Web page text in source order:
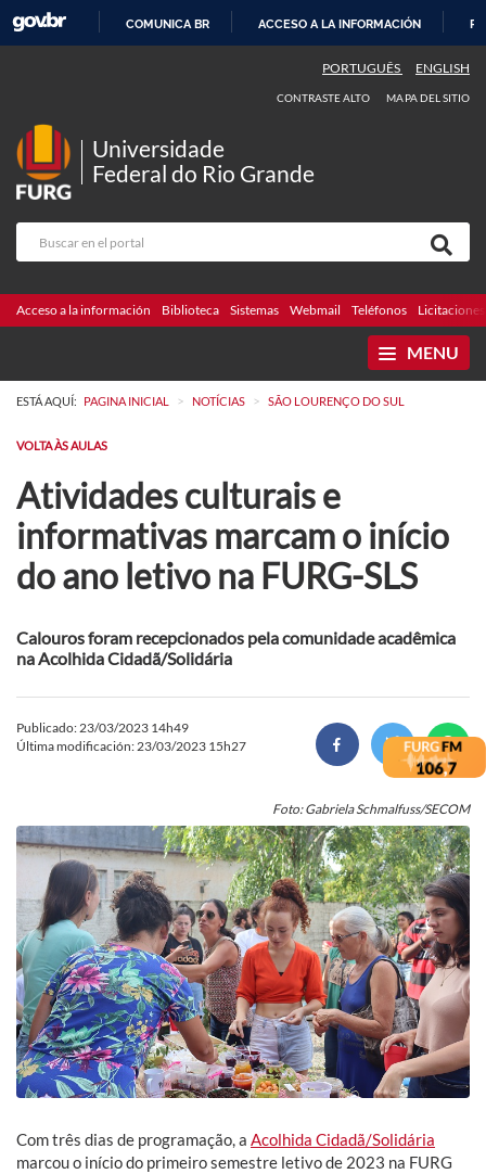
CONTENIDO
COMUNICA BR ACCESO A LA INFORMACIÓN
PORTUGUÊS ENGLISH
CONTRASTE ALTO MAPA DEL SITIO
Universidade
Federal do Rio Grande
Acceso a la información Biblioteca Sistemas Webmail Teléfonos Licitaciones
MENU
ESTÁ AQUÍ: PAGINA INICIAL > NOTÍCIAS > SÃO LOURENÇO DO SUL
VOLTA ÀS AULAS
Atividades culturais e
informativas marcam o início
do ano letivo na FURG-SLS
Calouros foram recepcionados pela comunidade acadêmica
na Acolhida Cidadã/Solidária
Publicado: 23/03/2023 14h49
Última modificación: 23/03/2023 15h27
Foto: Gabriela Schmalfuss/SECOM
Com três dias de programação, a Acolhida Cidadã/Solidária
marcou o início do primeiro semestre letivo de 2023 na FURG